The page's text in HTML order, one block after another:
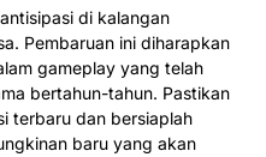
di kalangan
Pembaruan ini diharapkan
gameplay yang telah
bertahun-tahun. Pastikan
terbaru dan bersiaplah
baru yang akan